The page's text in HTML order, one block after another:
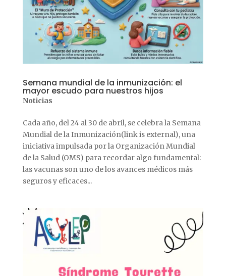
Semana mundial de la inmunización: el
mayor escudo para nuestros hijos
Noticias
Cada año, del 24 al 30 de abril, se celebra la Semana
Mundial de la Inmunización(link is external), una
iniciativa impulsada por la Organización Mundial
de la Salud (OMS) para recordar algo fundamental:
las vacunas son uno de los avances médicos más
seguros y eficaces...